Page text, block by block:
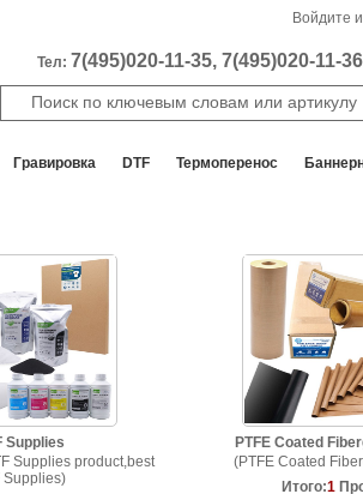
Войдите
Тел: 7(495)020-11-35, 7(495)020-11-36
Гравировка DTF Термоперенос
Supplies
Supplies product,best
Supplies)
PTFE Coated
(PTFE Coated
Итого:1